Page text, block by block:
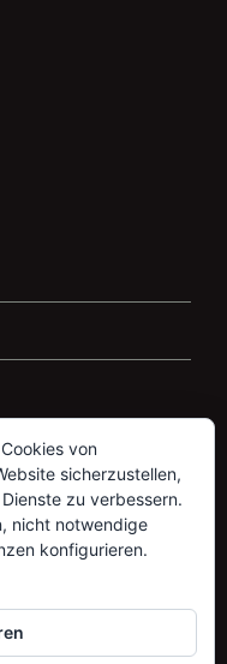
von
sicherzustellen,
zu verbessern.
nicht notwendige
konfigurieren.